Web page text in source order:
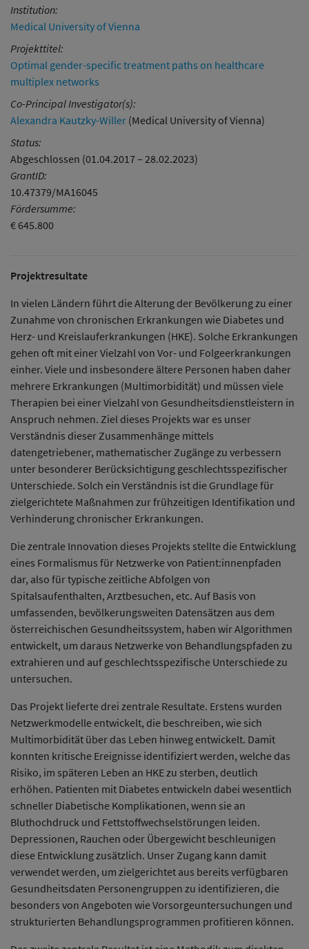
Institution:
Medical University of Vienna
Projekttitel:
Optimal gender-specific treatment paths on healthcare
multiplex networks
Co-Principal Investigator(s):
Alexandra Kautzky-Willer (Medical University of Vienna)
Status:
Abgeschlossen (01.04.2017 – 28.02.2023)
GrantID:
10.47379/MA16045
Fördersumme:
€ 645.800
Projektresultate
In vielen Ländern führt die Alterung der Bevölkerung zu einer
Zunahme von chronischen Erkrankungen wie Diabetes und
Herz- und Kreislauferkrankungen (HKE). Solche Erkrankungen
gehen oft mit einer Vielzahl von Vor- und Folgeerkrankungen
einher. Viele und insbesondere ältere Personen haben daher
mehrere Erkrankungen (Multimorbidität) und müssen viele
Therapien bei einer Vielzahl von Gesundheitsdienstleistern in
Anspruch nehmen. Ziel dieses Projekts war es unser
Verständnis dieser Zusammenhänge mittels
datengetriebener, mathematischer Zugänge zu verbessern
unter besonderer Berücksichtigung geschlechtsspezifischer
Unterschiede. Solch ein Verständnis ist die Grundlage für
zielgerichtete Maßnahmen zur frühzeitigen Identifikation und
Verhinderung chronischer Erkrankungen.
Die zentrale Innovation dieses Projekts stellte die Entwicklung
eines Formalismus für Netzwerke von Patient:innenpfaden
dar, also für typische zeitliche Abfolgen von
Spitalsaufenthalten, Arztbesuchen, etc. Auf Basis von
umfassenden, bevölkerungsweiten Datensätzen aus dem
österreichischen Gesundheitssystem, haben wir Algorithmen
entwickelt, um daraus Netzwerke von Behandlungspfaden zu
extrahieren und auf geschlechtsspezifische Unterschiede zu
untersuchen.
Das Projekt lieferte drei zentrale Resultate. Erstens wurden
Netzwerkmodelle entwickelt, die beschreiben, wie sich
Multimorbidität über das Leben hinweg entwickelt. Damit
konnten kritische Ereignisse identifiziert werden, welche das
Risiko, im späteren Leben an HKE zu sterben, deutlich
erhöhen. Patienten mit Diabetes entwickeln dabei wesentlich
schneller Diabetische Komplikationen, wenn sie an
Bluthochdruck und Fettstoffwechselstörungen leiden.
Depressionen, Rauchen oder Übergewicht beschleunigen
diese Entwicklung zusätzlich. Unser Zugang kann damit
verwendet werden, um zielgerichtet aus bereits verfügbaren
Gesundheitsdaten Personengruppen zu identifizieren, die
besonders von Angeboten wie Vorsorgeuntersuchungen und
strukturierten Behandlungsprogrammen profitieren können.